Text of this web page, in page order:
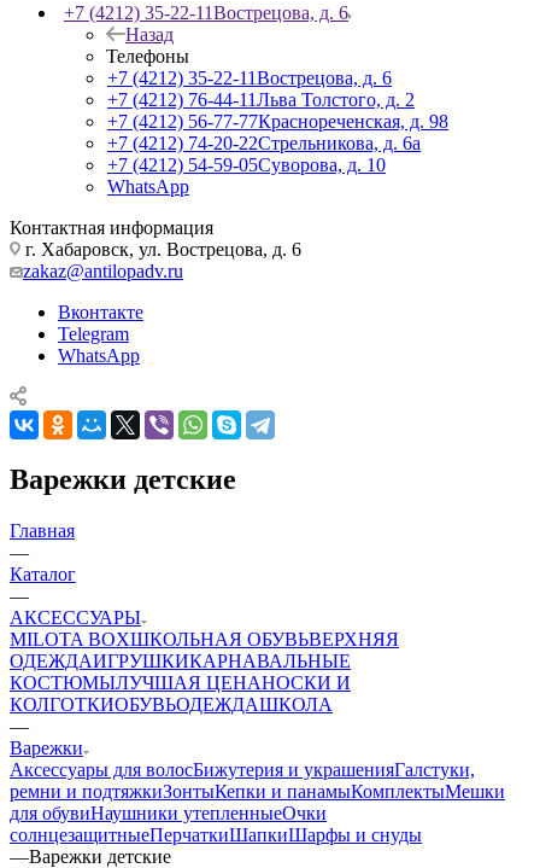
+7 (4212) 35-22-11Вострецова, д. 6
Назад
Телефоны
+7 (4212) 35-22-11Вострецова, д. 6
+7 (4212) 76-44-11Льва Толстого, д. 2
+7 (4212) 56-77-77Краснореченская, д. 98
+7 (4212) 74-20-22Стрельникова, д. 6а
+7 (4212) 54-59-05Суворова, д. 10
WhatsApp
Контактная информация
г. Хабаровск, ул. Вострецова, д. 6
zakaz@antilopadv.ru
Вконтакте
Telegram
WhatsApp
Варежки детские
Главная
—
Каталог
—
АКСЕССУАРЫ
MILOTA BOXШКОЛЬНАЯ ОБУВЬВЕРХНЯЯ
ОДЕЖДАИГРУШКИКАРНАВАЛЬНЫЕ
КОСТЮМЫЛУЧШАЯ ЦЕНАНОСКИ И
КОЛГОТКИОБУВЬОДЕЖДАШКОЛА
—
Варежки
Аксессуары для волосБижутерия и украшенияГалстуки,
ремни и подтяжкиЗонтыКепки и панамыКомплектыМешки
для обувиНаушники утепленныеОчки
солнцезащитныеПерчаткиШапкиШарфы и снуды
—Варежки детские